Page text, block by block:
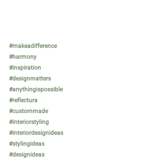
#makeadifference
#harmony
#inspiration
#designmatters
#anythingispossible
#reflectura
#custommade
#interiorstyling
#interiordesignideas
#stylingideas
#designideas